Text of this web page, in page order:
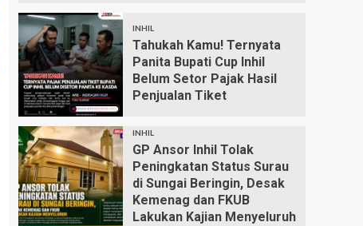
INHIL
Tahukah Kamu! Ternyata
Panita Bupati Cup Inhil
Belum Setor Pajak Hasil
Penjualan Tiket
INHIL
GP Ansor Inhil Tolak
Peningkatan Status Surau
di Sungai Beringin, Desak
Kemenag dan FKUB
Lakukan Kajian Menyeluruh